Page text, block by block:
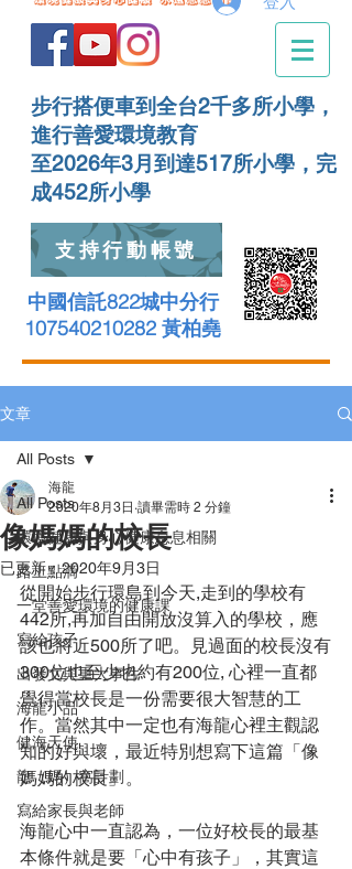
步行搭便車到全台2千多所小學，
進行善愛環境教育
至2026年3月到達517所小學，完
成452所小學
支持行動帳號
中國信託822城中分行
107540210282 黃柏堯
文章
All Posts
環境健康與身心健康息息相關
路上點滴
一堂善愛環境的健康課
寫給孩子
出發文與重大事件
海龍小品
健海天使
龍（媽）窩計劃
寫給家長與老師
All Posts
像媽媽的校長
海龍
2020年8月3日 讀畢需時 2 分鐘
已更新：2020年9月3日
從開始步行環島到今天,走到的學校有
442所,再加自由開放沒算入的學校，應
該也將近500所了吧。見過面的校長沒有
300位也至少也約有200位, 心裡一直都
覺得當校長是一份需要很大智慧的工
作。當然其中一定也有海龍心裡主觀認
知的好與壞，最近特別想寫下這篇「像
媽媽的校長」。
海龍心中一直認為，一位好校長的最基
本條件就是要「心中有孩子」，其實這